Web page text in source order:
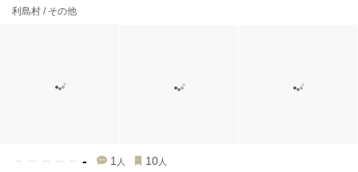
利島村 / その他
- 1 人 10 人